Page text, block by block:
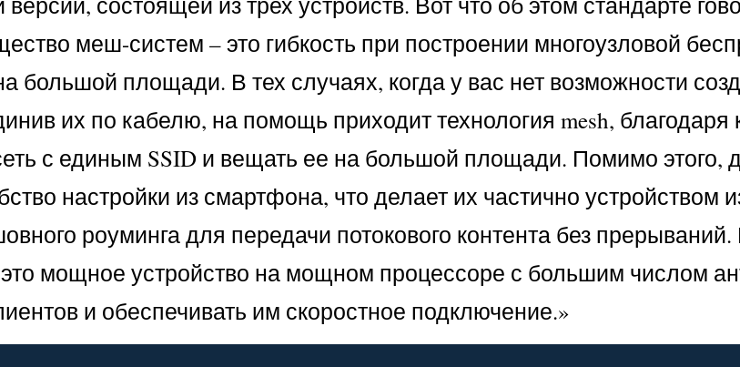
меш-систем – это гибкость при построении многоузловой
большой площади. В тех случаях, когда у вас нет возможности
их по кабелю, на помощь приходит технология mesh, благодаря
с единым SSID и вещать ее на большой площади. Помимо этого,
настройки из смартфона, что делает их частично устройством
роуминга для передачи потокового контента без
мощное устройство на мощном процессоре с большим числом
и обеспечивать им скоростное подключение.»